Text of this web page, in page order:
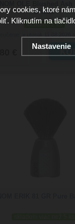
Bristle
skladom 2 ks
cookies, ktoré
Kliknutím na
Nastavenie